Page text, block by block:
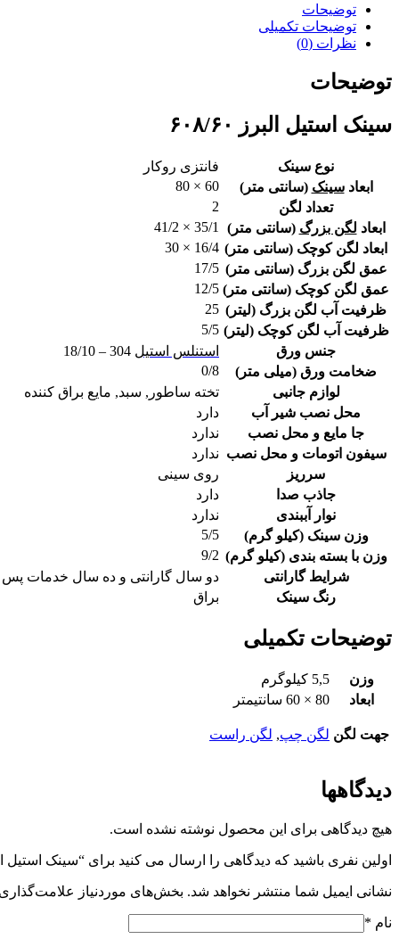
۶۰۸/۶۰توضیحات
توضیحات تکمیلی
نظرات (0)
توضیحات
سینک استیل البرز ۶۰۸/۶۰
نوع سینک
فانتزی روکار
ابعاد سینک (سانتی متر)
60 × 80
تعداد لگن
2
ابعاد لگن بزرگ (سانتی متر)
35/1 × 41/2
ابعاد لگن کوچک (سانتی متر) 16/4 × 30
عمق لگن بزرگ (سانتی متر) 17/5
عمق لگن کوچک (سانتی متر) 12/5
ظرفیت آب لگن بزرگ (لیتر) 25
ظرفیت آب لگن کوچک (لیتر) 5/5
جنس ورق
استنلس استیل
ضخامت ورق (میلی متر)
0/8
لوازم جانبی
تخته ساطور, سبد, مایع براق کننده
محل نصب شیر آب
دارد
جا مایع و محل نصب
ندارد
سیفون اتومات و محل نصب ندارد
سرریز
روی سینی
جاذب صدا
دارد
نوار آببندی
ندارد
وزن سینک (کیلو گرم)
5/5
وزن با بسته بندی (کیلو گرم) 9/2
شرایط گارانتی
دو سال گارانتی و ده سال خدمات
رنگ سینک
براق
توضیحات تکمیلی
وزن
5,5 کیلوگرم
ابعاد
80 × 60 سانتیمتر
جهت لگن لگن چپ, لگن راست
دیدگاهها
هیچ دیدگاهی برای این محصول نوشته نشده است.
اولین نفری باشید که دیدگاهی را ارسال می کنید برای “سینک استیل البرز
نشانی ایمیل شما منتشر نخواهد شد. بخش‌های موردنیاز
نام *